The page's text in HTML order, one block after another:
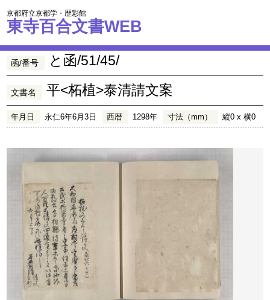
京都府立京都学・歴彩館
東寺百合文書WEB
函/番号 と函/51/45/
文書名 平<柘植>泰清請文案
年月日 永仁6年6月3日 西暦 1298年 寸法（mm） 縦0 x 横0